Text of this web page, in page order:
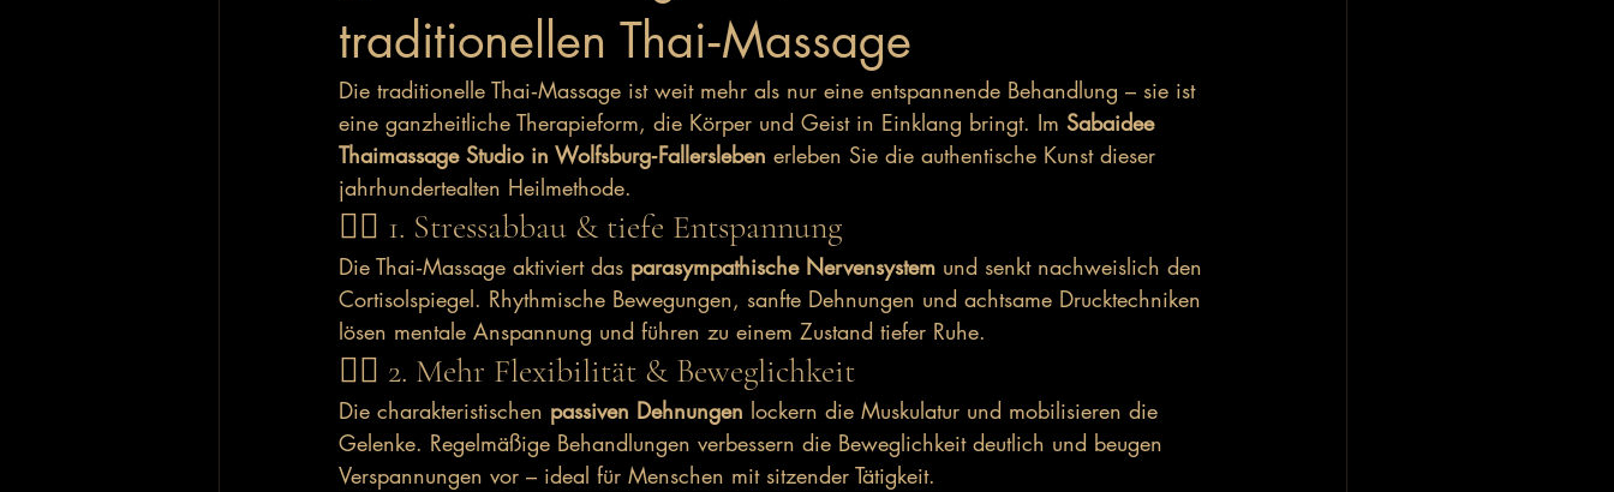
traditionellen Thai‑Massage
Die traditionelle Thai‑Massage ist weit mehr als nur eine entspannende Behandlung – sie ist
eine ganzheitliche Therapieform, die Körper und Geist in Einklang bringt. Im Sabaidee
Thaimassage Studio in Wolfsburg‑Fallersleben erleben Sie die authentische Kunst dieser
jahrhundertealten Heilmethode.
🧘‍♀️ 1. Stressabbau & tiefe Entspannung
Die Thai‑Massage aktiviert das parasympathische Nervensystem und senkt nachweislich den
Cortisolspiegel. Rhythmische Bewegungen, sanfte Dehnungen und achtsame Drucktechniken
lösen mentale Anspannung und führen zu einem Zustand tiefer Ruhe.
🤸‍♂️ 2. Mehr Flexibilität & Beweglichkeit
Die charakteristischen passiven Dehnungen lockern die Muskulatur und mobilisieren die
Gelenke. Regelmäßige Behandlungen verbessern die Beweglichkeit deutlich und beugen
Verspannungen vor – ideal für Menschen mit sitzender Tätigkeit.